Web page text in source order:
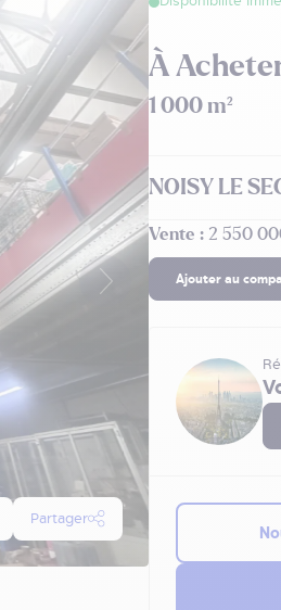
À
1 000 m²
NOISY LE
Vente : 2 550
Ajouter au
Partager